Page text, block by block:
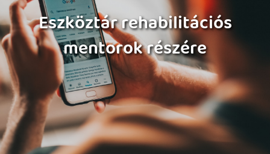
Eszköztár rehabilitációs
mentorok részére